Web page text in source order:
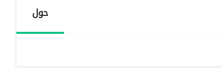
حول